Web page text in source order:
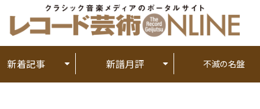
新着記事 新譜月評 不滅の名盤